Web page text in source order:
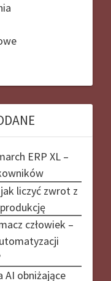
ERP XL –
liczyć zwrot z
człowiek –
AI obniżające